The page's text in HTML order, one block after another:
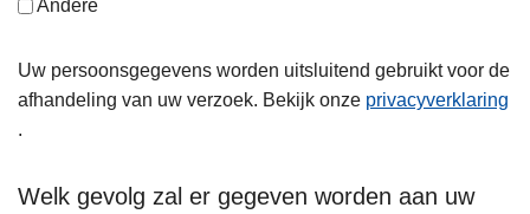
Andere
Uw persoonsgegevens worden uitsluitend gebruikt voor de
afhandeling van uw verzoek. Bekijk onze privacyverklaring
.
Welk gevolg zal er gegeven worden aan uw